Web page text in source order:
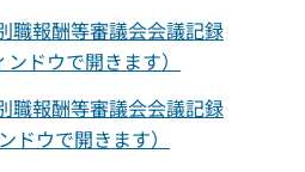
職報酬等審議会会議記録
ドウで開きます）
職報酬等審議会会議記録
ドウで開きます）